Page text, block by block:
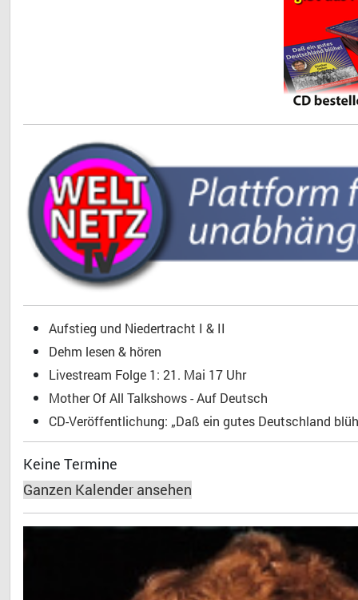
Aufstieg und Niedertracht I & II
Dehm lesen & hören
Livestream Folge 1: 21. Mai 17 Uhr
Mother Of All Talkshows - Auf Deutsch
CD-Veröffentlichung: „Daß ein gutes Deutschland
Keine Termine
Ganzen Kalender ansehen